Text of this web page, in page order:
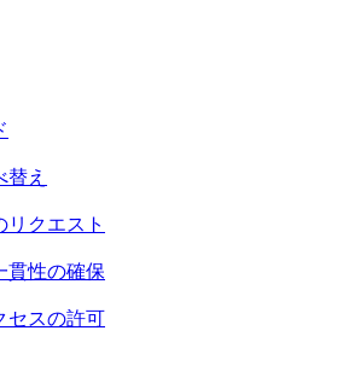
替え
リクエスト
貫性の確保
セスの許可